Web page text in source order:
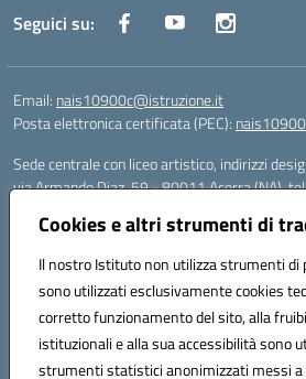
Cookies e altri strumenti di
Il nostro Istituto non utilizza strumenti di
sono utilizzati esclusivamente cookies
corretto funzionamento del sito, alla
istituzionali e alla sua accessibilità sono
strumenti statistici anonimizzati messi a
Seguici su:
Email: nais10900c@istruzione.it
Posta elettronica certificata (PEC):
Sede centrale con liceo artistico, indirizzi
via Armando Diaz, 59 - 80011 Acerra (NA),
via T. Campanella, 80011 Acerra (NA), tel/
Sede succursale con liceo musicale:
via S. Pellico, 80011 Acerra (NA), tel:
Email: nais10900c@istruzione.it | PEC:
Nome Ufficio PA: Uff_eFatturaPA | Codice
C.Fisc: 93056740637